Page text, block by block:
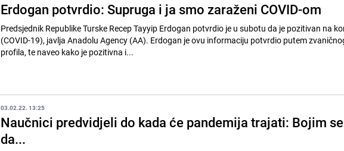
Erdogan potvrdio: Supruga i ja smo zaraženi COVID-om
Predsjednik Republike Turske Recep Tayyip Erdogan potvrdio je u subotu da je pozitivan na
(COVID-19), javlja Anadolu Agency (AA). Erdogan je ovu informaciju potvrdio putem
profila, te naveo kako je pozitivna i...
03.02.22. 13:25
Naučnici predvidjeli do kada će pandemija trajati: Bojim se
da...